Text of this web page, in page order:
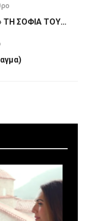
ΤΗ ΣΟΦΙΑ ΤΟΥ…